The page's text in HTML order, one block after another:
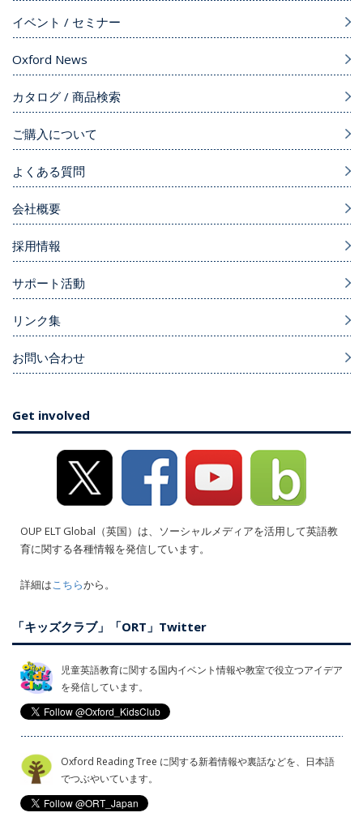
イベント / セミナー
Oxford News
カタログ / 商品検索
ご購入について
よくある質問
会社概要
採用情報
サポート活動
リンク集
お問い合わせ
Get involved
OUP ELT Global（英国）は、ソーシャルメディアを活用して英語教
育に関する各種情報を発信しています。
詳細はこちらから。
「キッズクラブ」「ORT」Twitter
児童英語教育に関する国内イベント情報や教室で役立つアイデア
を発信しています。
Oxford Reading Tree に関する新着情報や裏話などを、日本語
でつぶやいています。